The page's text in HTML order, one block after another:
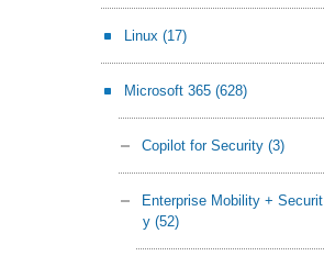
Linux (17)
Microsoft 365 (628)
Copilot for Security (3)
Enterprise Mobility + Securit
y (52)